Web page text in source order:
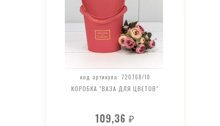
код артикула: 720768/10
КОРОБКА "ВАЗА ДЛЯ ЦВЕТОВ"
109,36₽